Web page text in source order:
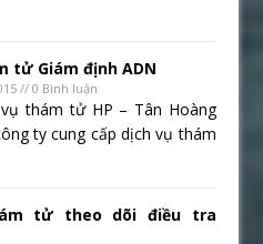
tử Giám định ADN
// 0 Bình luận
thám tử HP – Tân Hoàng
ty cung cấp dịch vụ thám
tử theo dõi điều tra